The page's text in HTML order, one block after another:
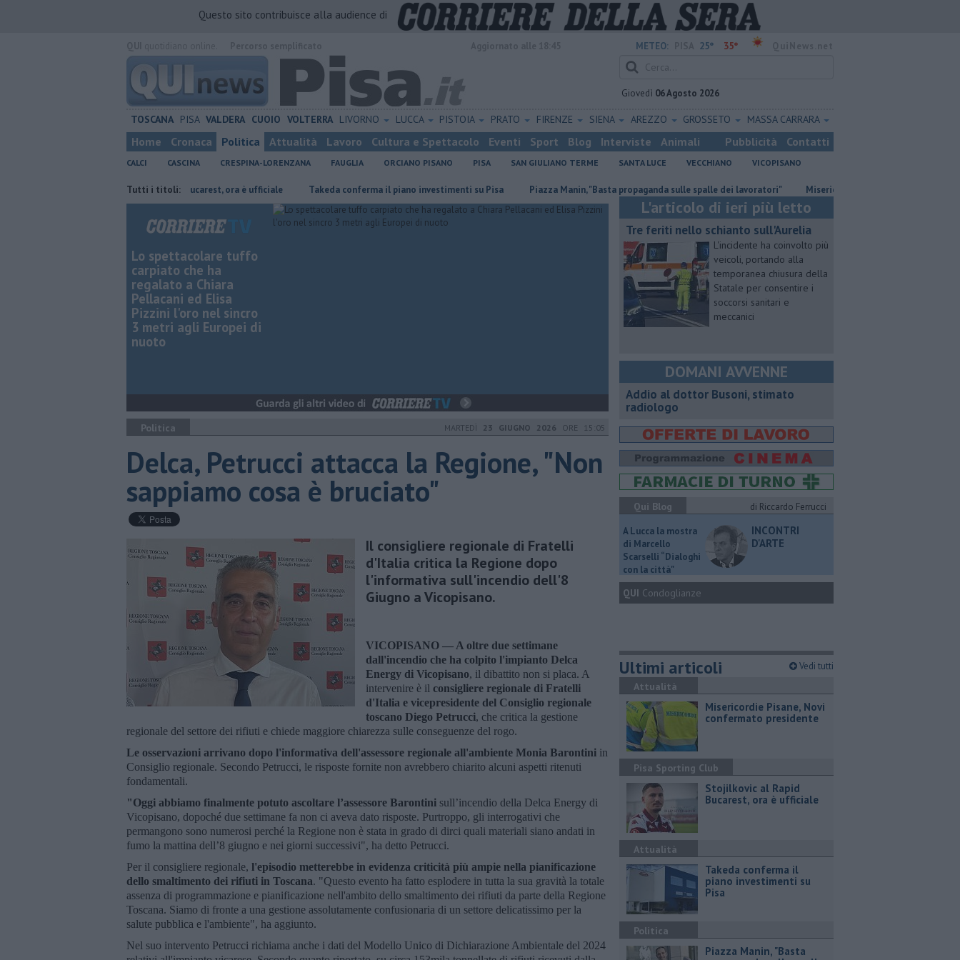
Questo sito contribuisce alla audience di
METEO: 25° 35°
Giovedì 06 Agosto 2026
TOSCANA PISA VALDERA CUOIO VOLTERRA LIVORNO LUCCA PISTOIA PRATO FIRENZE SIENA AREZZO GROSSETO MASSA CARRARA
Home Cronaca Politica Attualità Lavoro Cultura e Spettacolo Eventi Sport Blog Interviste Animali Pubblicità Contatti
CALCI CASCINA CRESPINA-LORENZANA FAUGLIA ORCIANO PISANO PISA SAN GIULIANO TERME SANTA LUCE VECCHIANO VICOPISANO
Tutti i titoli:
Stojilkovic al Rapid Bucarest, ora è ufficiale Takeda conferma il piano investimenti su Pisa Piazza Manin, "Basta propaganda sulle spalle dei lavoratori" Misericordie Pisane, Novi confermato
Lo spettacolare tuffo
carpiato che ha
regalato a Chiara
Pellacani ed Elisa
Pizzini l'oro nel sincro
3 metri agli Europei di
nuoto
Politica MARTEDÌ 23 GIUGNO 2026 ORE 15:05
Delca, Petrucci attacca la Regione, "Non
sappiamo cosa è bruciato"
Il consigliere regionale di Fratelli
d'Italia critica la Regione dopo
l'informativa sull'incendio dell'8
Giugno a Vicopisano.
VICOPISANO — A oltre due settimane
dall'incendio che ha colpito l'impianto Delca
Energy di Vicopisano, il dibattito non si placa. A
intervenire è il consigliere regionale di Fratelli
d'Italia e vicepresidente del Consiglio regionale
toscano Diego Petrucci, che critica la gestione
regionale del settore dei rifiuti e chiede maggiore chiarezza sulle conseguenze del rogo.
Le osservazioni arrivano dopo l'informativa dell'assessore regionale all'ambiente Monia Barontini in
Consiglio regionale. Secondo Petrucci, le risposte fornite non avrebbero chiarito alcuni aspetti ritenuti
fondamentali.
"Oggi abbiamo finalmente potuto ascoltare l’assessore Barontini sull’incendio della Delca Energy di
Vicopisano, dopoché due settimane fa non ci aveva dato risposte. Purtroppo, gli interrogativi che
permangono sono numerosi perché la Regione non è stata in grado di dirci quali materiali siano andati in
fumo la mattina dell’8 giugno e nei giorni successivi", ha detto Petrucci.
Per il consigliere regionale, l'episodio metterebbe in evidenza criticità più ampie nella pianificazione
dello smaltimento dei rifiuti in Toscana. "Questo evento ha fatto esplodere in tutta la sua gravità la totale
assenza di programmazione e pianificazione nell'ambito dello smaltimento dei rifiuti da parte della Regione
Toscana. Siamo di fronte a una gestione assolutamente confusionaria di un settore delicatissimo per la
salute pubblica e l'ambiente", ha aggiunto.
Nel suo intervento Petrucci richiama anche i dati del Modello Unico di Dichiarazione Ambientale del 2024
L'articolo di ieri più letto
Tre feriti nello schianto sull'Aurelia
L'incidente ha coinvolto più
veicoli, portando alla
temporanea chiusura della
Statale per consentire i
soccorsi sanitari e
meccanici
DOMANI AVVENNE
Addio al dottor Busoni, stimato
radiologo
Qui Blog
di Riccardo Ferrucci
A Lucca la mostra
di Marcello
Scarselli “Dialoghi
con la città"
INCONTRI
D'ARTE
QUI Condoglianze
Ultimi articoli Vedi tutti
Attualità
Misericordie Pisane, Novi
confermato presidente
Pisa Sporting Club
Stojilkovic al Rapid
Bucarest, ora è ufficiale
Attualità
Takeda conferma il
piano investimenti su
Pisa
Politica
Piazza Manin, "Basta